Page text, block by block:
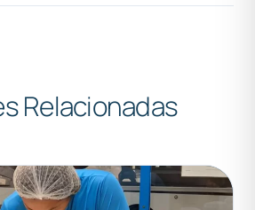
Relacionadas